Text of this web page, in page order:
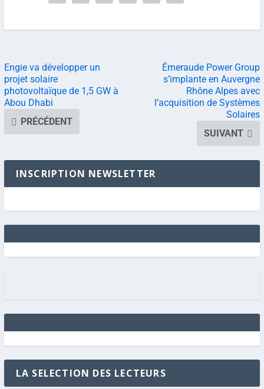
Engie va développer un
projet solaire
photovoltaïque de 1,5 GW à
Abou Dhabi
PRÉCÉDENT
Émeraude Power Group
s’implante en Auvergne
Rhône Alpes avec
l’acquisition de Systèmes
Solaires
SUIVANT
INSCRIPTION NEWSLETTER
LA SELECTION DES LECTEURS